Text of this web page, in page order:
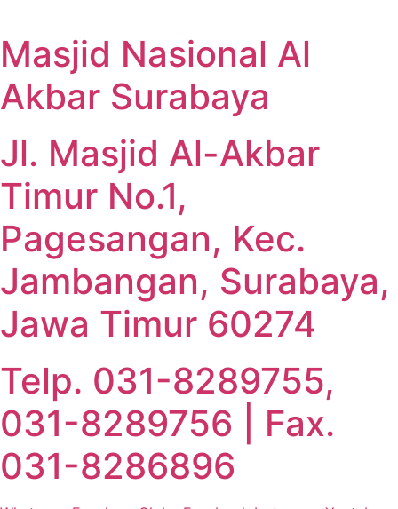
Masjid Nasional Al
Akbar Surabaya
Jl. Masjid Al-Akbar
Timur No.1,
Pagesangan, Kec.
Jambangan, Surabaya,
Jawa Timur 60274
Telp. 031-8289755,
031-8289756 | Fax.
031-8286896